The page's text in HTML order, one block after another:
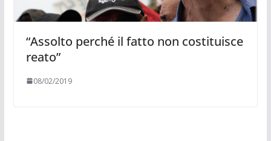
“Assolto perché il fatto non costituisce
reato”
08/02/2019